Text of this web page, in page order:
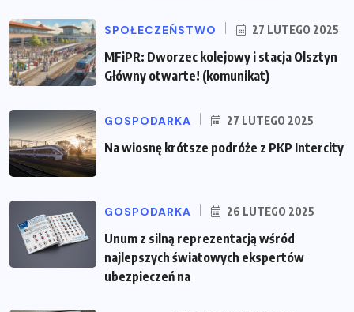
SPOŁECZEŃSTWO 27 LUTEGO 2025
MFiPR: Dworzec kolejowy i stacja Olsztyn
Główny otwarte! (komunikat)
GOSPODARKA 27 LUTEGO 2025
Na wiosnę krótsze podróże z PKP Intercity
GOSPODARKA 26 LUTEGO 2025
Unum z silną reprezentacją wśród
najlepszych światowych ekspertów
ubezpieczeń na